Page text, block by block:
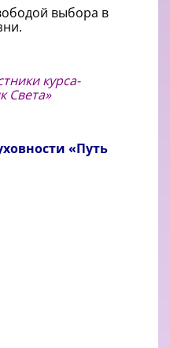
выбора в
курса-
Света»
«Путь